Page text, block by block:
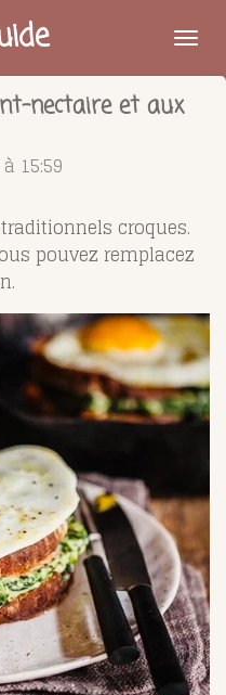
nectaire et aux
15:59
croques.
pouvez remplacez